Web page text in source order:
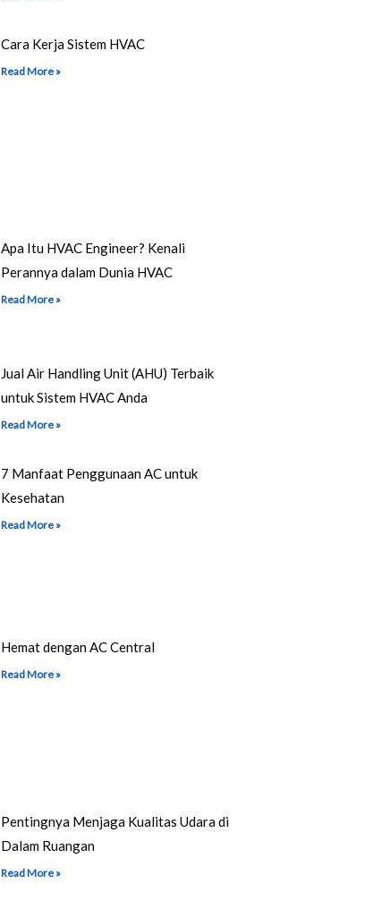
Cara Kerja Sistem HVAC
Read More »
Apa Itu HVAC Engineer? Kenali
Perannya dalam Dunia HVAC
Read More »
Jual Air Handling Unit (AHU) Terbaik
untuk Sistem HVAC Anda
Read More »
7 Manfaat Penggunaan AC untuk
Kesehatan
Read More »
Hemat dengan AC Central
Read More »
Pentingnya Menjaga Kualitas Udara di
Dalam Ruangan
Read More »